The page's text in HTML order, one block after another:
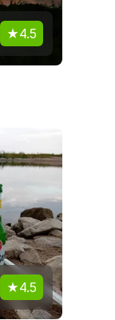
4.5
4.5